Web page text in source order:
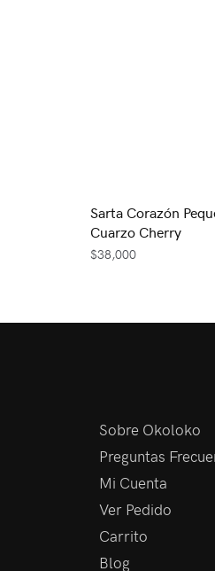
Sarta Corazón
Cuarzo Cherry
$38,000
Sobre Okoloko
Preguntas
Mi Cuenta
Ver Pedido
Carrito
Blog